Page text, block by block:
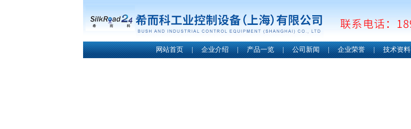
网站首页 | 企业介绍 | 产品一览 | 公司新闻 | 企业荣誉 | 技术资料